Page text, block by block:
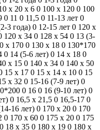
х 20 х 6 0 100 x 120 0 100
0 11 0 11,5 0 11-13 лет 0
3 года) 0 12-15 лет 0 120 х
120 х 34 0 128 х 54 0 13 (3-
х 170 0 130 х 18 0 130*170
0 14 (5-6 лет) 0 14 x 18 0
х 15 0 140 х 34 0 140 х 50
15 x 17 0 15 х 14 х 10 0 15
х 32 0 15-16 (7-9 лет) 0
0 16 0 16 (9-10 лет) 0
0 16,5 х 21,5 0 16,5-17 0
16 лет) 0 170 x 20 0 170
0 170 х 60 0 175 х 20 0 175
0 18 x 35 0 180 x 19 0 180 x